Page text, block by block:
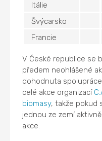
Itálie
Švýcarsko
Francie
V České republice se
předem neohlášené
dohodnuta
celé akce organizací
biomasy, takže pokud
jednou ze zemí
akce.